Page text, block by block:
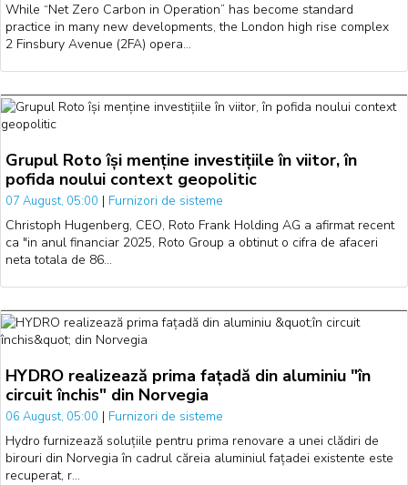
While “Net Zero Carbon in Operation” has become standard
practice in many new developments, the London high rise complex
2 Finsbury Avenue (2FA) opera…
Grupul Roto își menține investițiile în viitor, în
pofida noului context geopolitic
07 August, 05:00 | Furnizori de sisteme
Christoph Hugenberg, CEO, Roto Frank Holding AG a afirmat recent
ca "in anul financiar 2025, Roto Group a obtinut o cifra de afaceri
neta totala de 86…
HYDRO realizează prima fațadă din aluminiu "în
circuit închis" din Norvegia
06 August, 05:00 | Furnizori de sisteme
Hydro furnizează soluțiile pentru prima renovare a unei clădiri de
birouri din Norvegia în cadrul căreia aluminiul fațadei existente este
recuperat, r…